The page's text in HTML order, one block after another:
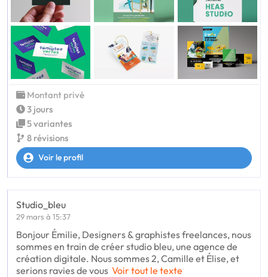
Montant privé
3 jours
5 variantes
8 révisions
Voir le profil
Studio_bleu
29 mars à 15:37
Bonjour Émilie, Designers & graphistes freelances, nous
sommes en train de créer studio bleu, une agence de
création digitale. Nous sommes 2, Camille et Élise, et
serions ravies de vous Voir tout le texte